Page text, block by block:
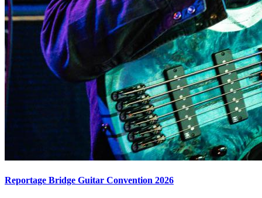
Reportage Bridge Guitar Convention 2026